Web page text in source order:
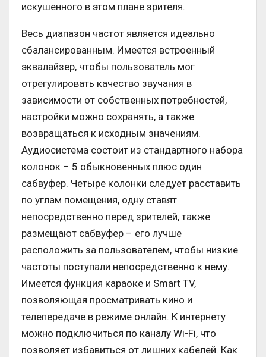
искушенного в этом плане зрителя.
Весь диапазон частот является идеально
сбалансированным. Имеется встроенный
эквалайзер, чтобы пользователь мог
отрегулировать качество звучания в
зависимости от собственных потребностей,
настройки можно сохранять, а также
возвращаться к исходным значениям.
Аудиосистема состоит из стандартного набора
колонок – 5 обыкновенных плюс один
сабвуфер. Четыре колонки следует расставить
по углам помещения, одну ставят
непосредственно перед зрителей, также
размещают сабвуфер – его лучше
расположить за пользователем, чтобы низкие
частоты поступали непосредственно к нему.
Имеется функция караоке и Smart TV,
позволяющая просматривать кино и
телепередаче в режиме онлайн. К интернету
можно подключиться по каналу Wi-Fi, что
позволяет избавиться от лишних кабелей. Как